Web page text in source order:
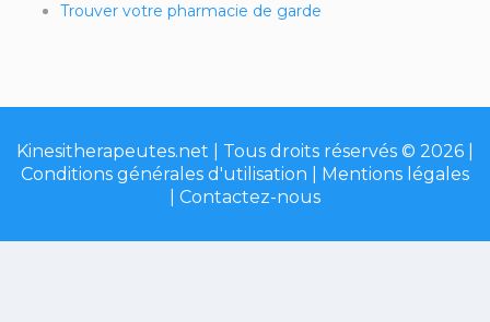
Trouver votre pharmacie de garde
Kinesitherapeutes.net | Tous droits réservés © 2026 |
Conditions générales d'utilisation
Mentions légales
Contactez-nous